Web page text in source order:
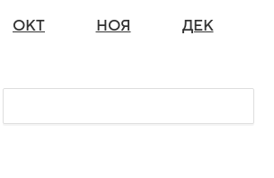
ОКТ НОЯ ДЕК